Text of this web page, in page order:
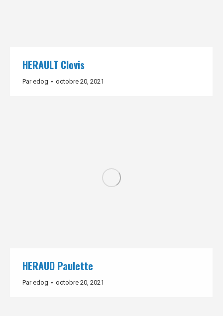
HERAULT Clovis
Paredog octobre 20, 2021
HERAUD Paulette
Paredog octobre 20, 2021